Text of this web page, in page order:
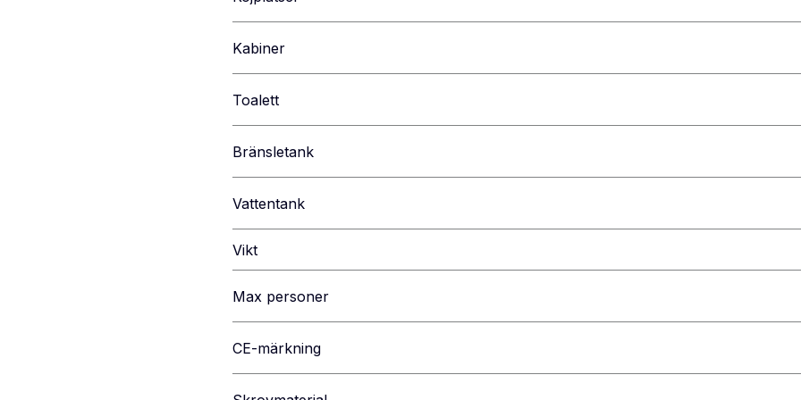
Kabiner
Toalett
Bränsletank
Vattentank
Vikt
Max personer
CE-märkning